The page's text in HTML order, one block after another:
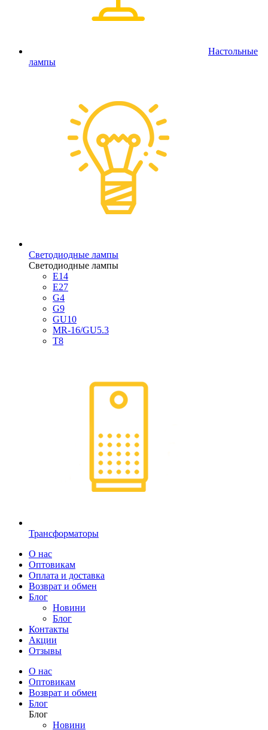
Настольные
лампы
Светодиодные лампы
Светодиодные лампы
E14
E27
G4
G9
GU10
MR-16/GU5.3
T8
Трансформаторы
О нас
Оптовикам
Оплата и доставка
Возврат и обмен
Блог
Новини
Блог
Контакты
Акции
Отзывы
О нас
Оптовикам
Возврат и обмен
Блог
Блог
Новини